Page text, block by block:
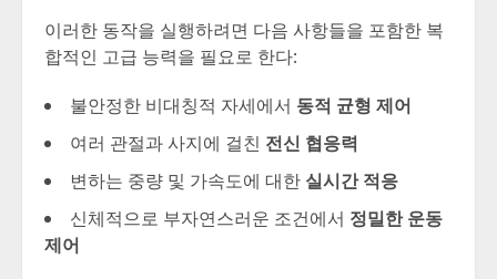
이러한 동작을 실행하려면 다음 사항들을 포함한 복
합적인 고급 능력을 필요로 한다:
불안정한 비대칭적 자세에서 동적 균형 제어
여러 관절과 사지에 걸친 전신 협응력
변하는 중량 및 가속도에 대한 실시간 적응
신체적으로 부자연스러운 조건에서 정밀한 운동
제어